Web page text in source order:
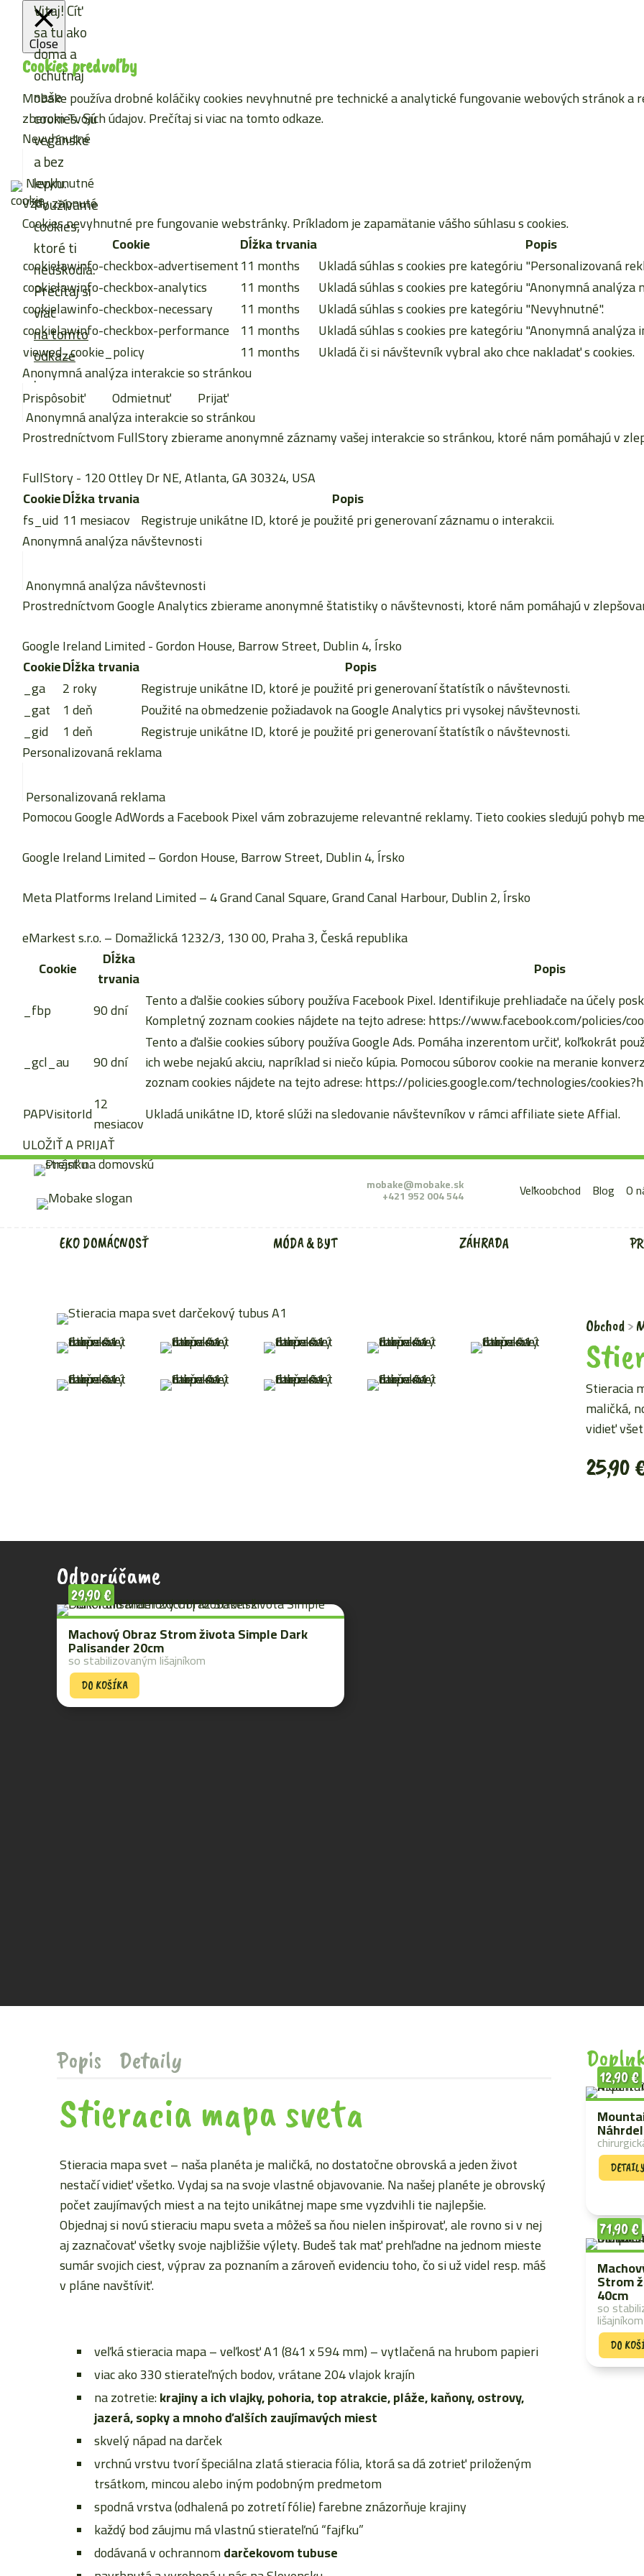
Preskočiť
EKO DOMÁCNOSŤ MÓDA & BYT ZÁHRADA
mobake@mobake.sk
+421 952 004 544 Veľkoobchod Blog O
Obchod
Stieracia
maličká,
vidieť
25,90
Popis Detaily
Stieracia mapa sveta
Stieracia mapa svet – naša planéta je maličká, no dostatočne obrovská a jeden život
nestačí vidieť všetko. Vydaj sa na svoje vlastné objavovanie. Na našej planéte je obrovský
počet zaujímavých miest a na tejto unikátnej mape sme vyzdvihli tie najlepšie.
Objednaj si novú stieraciu mapu sveta a môžeš sa ňou nielen inšpirovať, ale rovno si v nej
aj zaznačovať všetky svoje najbližšie výlety. Budeš tak mať prehľadne na jednom mieste
sumár svojich ciest, výprav za poznaním a zároveň evidenciu toho, čo si už videl resp. máš
v pláne navštíviť.
veľká stieracia mapa – veľkosť A1 (841 x 594 mm) – vytlačená na hrubom papieri
viac ako 330 stierateľných bodov, vrátane 204 vlajok krajín
na zotretie:krajiny a ich vlajky, pohoria, top atrakcie, pláže, kaňony, ostrovy,
jazerá, sopky a mnoho ďalších zaujímavých miest
skvelý nápad na darček
vrchnú vrstvu tvorí špeciálna zlatá stieracia fólia, ktorá sa dá zotrieť priloženým
trsátkom, mincou alebo iným podobným predmetom
spodná vrstva (odhalená po zotretí fólie) farebne znázorňuje krajiny
každý bod záujmu má vlastnú stierateľnú “fajfku”
dodávaná v ochrannomdarčekovom tubuse
12,90€
Strom
40cm
71,90€
so
lišajníkom
DO
Odporúčame
Machový Obraz Strom života Simple Dark
Palisander 20cm
29,90€
so stabilizovaným lišajníkom
DO KOŠÍKA
Vitaj! Cíť
sa tu ako
doma a
ochutnaj
naše
cookies. Sú
vegánske
a bez
lepku.
Používame
cookies,
ktoré ti
neuškodia.
Prečítaj si
viac
na tomto
odkaze
.
Prispôsobiť Odmietnuť Prijať
Close
Cookies predvoľby
Mobake používa drobné koláčiky cookies nevyhnutné pre technické a analytické fungovanie webových stránok
zberom Tvojich údajov. Prečítaj si viacna tomto odkaze.
Nevyhnutné
Nevyhnutné
Vždy zapnuté
Cookies nevyhnutné pre fungovanie webstránky. Príkladom je zapamätanie vášho súhlasu s cookies.
Cookie
Dĺžka trvania
Popis
cookielawinfo-checkbox-advertisement11 months
Ukladá súhlas s cookies pre kategóriu "Personalizovaná
cookielawinfo-checkbox-analytics
11 months
Ukladá súhlas s cookies pre kategóriu "Anonymná analýza
cookielawinfo-checkbox-necessary
11 months
Ukladá súhlas s cookies pre kategóriu "Nevyhnutné".
cookielawinfo-checkbox-performance 11 months
Ukladá súhlas s cookies pre kategóriu "Anonymná analýza
viewed_cookie_policy
11 months
Ukladá či si návštevník vybral ako chce nakladať s cookies.
Anonymná analýza interakcie so stránkou
Anonymná analýza interakcie so stránkou
Prostredníctvom FullStory zbierame anonymné záznamy vašej interakcie so stránkou, ktoré nám pomáhajú v
FullStory- 120 Ottley Dr NE, Atlanta, GA 30324, USA
CookieDĺžka trvania
Popis
fs_uid 11 mesiacov Registruje unikátne ID, ktoré je použité pri generovaní záznamu o interakcii.
Anonymná analýza návštevnosti
Anonymná analýza návštevnosti
Prostredníctvom Google Analytics zbierame anonymné štatistiky o návštevnosti, ktoré nám pomáhajú v
Google Ireland Limited- Gordon House, Barrow Street, Dublin 4, Írsko
CookieDĺžka trvania
Popis
_ga
2 roky
Registruje unikátne ID, ktoré je použité pri generovaní štatístík o návštevnosti.
_gat
1 deň
Použité na obmedzenie požiadavok na Google Analytics pri vysokej návštevnosti.
_gid
1 deň
Registruje unikátne ID, ktoré je použité pri generovaní štatístík o návštevnosti.
Personalizovaná reklama
Personalizovaná reklama
Pomocou Google AdWords a Facebook Pixel vám zobrazujeme relevantné reklamy. Tieto cookies sledujú pohyb
Google Ireland Limited– Gordon House, Barrow Street, Dublin 4, Írsko
Meta Platforms Ireland Limited– 4 Grand Canal Square, Grand Canal Harbour, Dublin 2, Írsko
eMarkest s.r.o.– Domažlická 1232/3, 130 00, Praha 3, Česká republika
Cookie
Dĺžka
trvania
Popis
_fbp
90 dní
Tento a ďalšie cookies súbory používa Facebook Pixel. Identifikuje prehliadače na účely
Kompletný zoznam cookies nájdete na tejto adrese: https://www.facebook.com/policies/
_gcl_au
90 dní
Tento a ďalšie cookies súbory používa Google Ads. Pomáha inzerentom určiť, koľkokrát
ich webe nejakú akciu, napríklad si niečo kúpia. Pomocou súborov cookie na meranie
zoznam cookies nájdete na tejto adrese: https://policies.google.com/technologies/
PAPVisitorId12
mesiacovUkladá unikátne ID, ktoré slúži na sledovanie návštevníkov v rámci affiliate siete Affial.
ULOŽIŤ A PRIJAŤ